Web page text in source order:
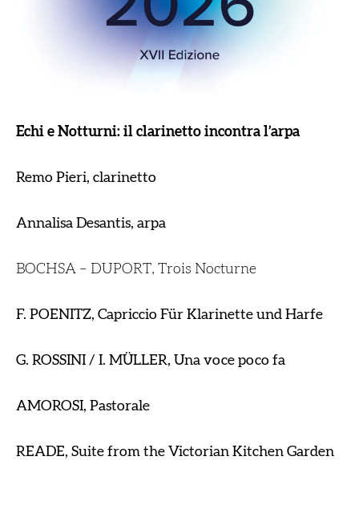
Echi e Notturni: il clarinetto incontra l’arpa
Remo Pieri, clarinetto
Annalisa Desantis, arpa
BOCHSA – DUPORT, Trois Nocturne
F. POENITZ, Capriccio Für Klarinette und Harfe
G. ROSSINI / I. MÜLLER, Una voce poco fa
AMOROSI, Pastorale
READE, Suite from the Victorian Kitchen Garden